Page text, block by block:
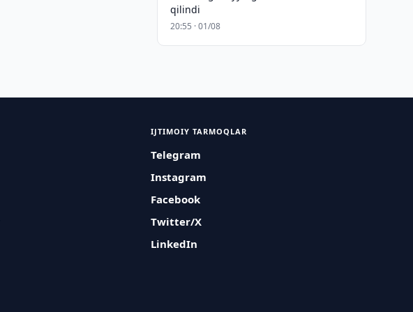
qilindi
20:55 · 01/08
IJTIMOIY TARMOQLAR
Telegram
Instagram
Facebook
Twitter/X
LinkedIn